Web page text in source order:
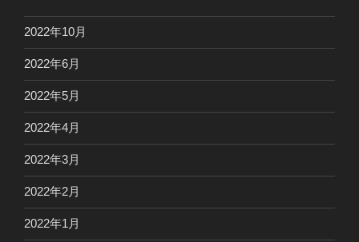
2022年10月
2022年6月
2022年5月
2022年4月
2022年3月
2022年2月
2022年1月